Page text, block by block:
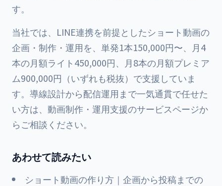
す。
当社では、LINE連携を前提としたショート動画の
企画・制作・運用を、単発1本150,000円〜、月4
本の月額ライト450,000円、月8本の月額プレミア
ム900,000円（いずれも税抜）で支援していま
す。導線設計から配信運用まで一気通貫で任せた
い方は、 動画制作・運用支援のサービスページか
らご相談ください。
あわせて読みたい
ショート動画の作り方｜企画から投稿までの